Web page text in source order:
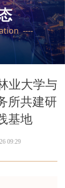
业大学与
所共建研
基地
09:29
----